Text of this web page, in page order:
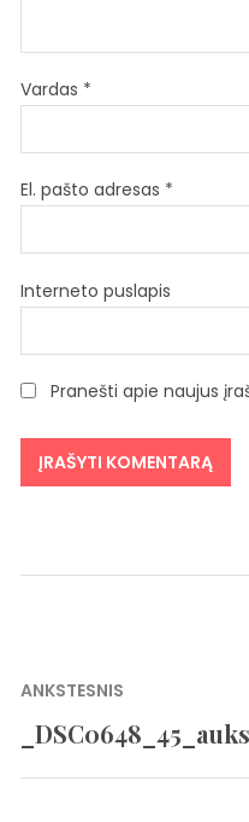
Vardas *
El. pašto adresas *
Interneto puslapis
Pranešti apie naujus
Navigacija
tarp
ANKSTESNIS
Previous